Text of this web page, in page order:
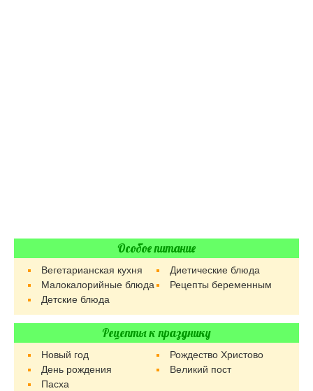
Особое питание
Вегетарианская кухня
Диетические блюда
Малокалорийные блюда
Рецепты беременным
Детские блюда
Рецепты к празднику
Новый год
Рождество Христово
День рождения
Великий пост
Пасха